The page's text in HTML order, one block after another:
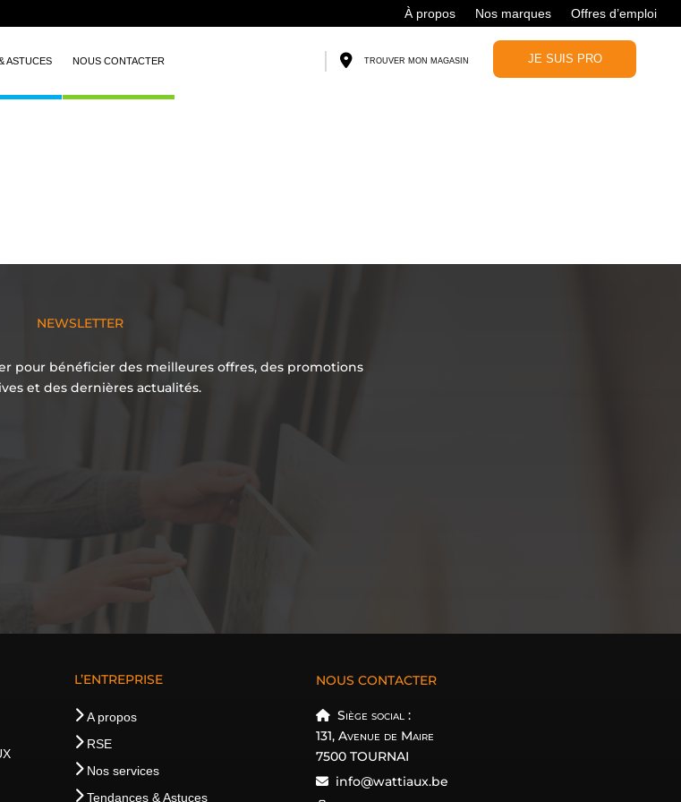
À propos Nos marques Offres d’emploi
ASTUCES NOUS CONTACTER TROUVER MON MAGASIN JE SUIS PRO
NEWSLETTER
pour bénéficier des meilleures offres, des promotions
et des dernières actualités.
L’ENTREPRISE
A propos
RSE
Nos services
Tendances & Astuces
NOUS CONTACTER
Siège social :
131, Avenue de Maire
7500 TOURNAI
info@wattiaux.be